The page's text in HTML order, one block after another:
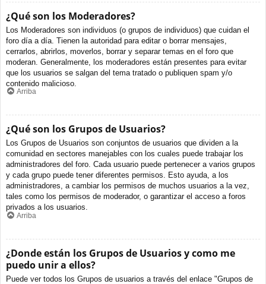
¿Qué son los Moderadores?
Los Moderadores son individuos (o grupos de individuos) que cuidan el
foro día a día. Tienen la autoridad para editar o borrar mensajes,
cerrarlos, abrirlos, moverlos, borrar y separar temas en el foro que
moderan. Generalmente, los moderadores están presentes para evitar
que los usuarios se salgan del tema tratado o publiquen spam y/o
contenido malicioso.
Arriba
¿Qué son los Grupos de Usuarios?
Los Grupos de Usuarios son conjuntos de usuarios que dividen a la
comunidad en sectores manejables con los cuales puede trabajar los
administradores del foro. Cada usuario puede pertenecer a varios grupos
y cada grupo puede tener diferentes permisos. Esto ayuda, a los
administradores, a cambiar los permisos de muchos usuarios a la vez,
tales como los permisos de moderador, o garantizar el acceso a foros
privados a los usuarios.
Arriba
¿Donde están los Grupos de Usuarios y como me
puedo unir a ellos?
Puede ver todos los Grupos de usuarios a través del enlace "Grupos de